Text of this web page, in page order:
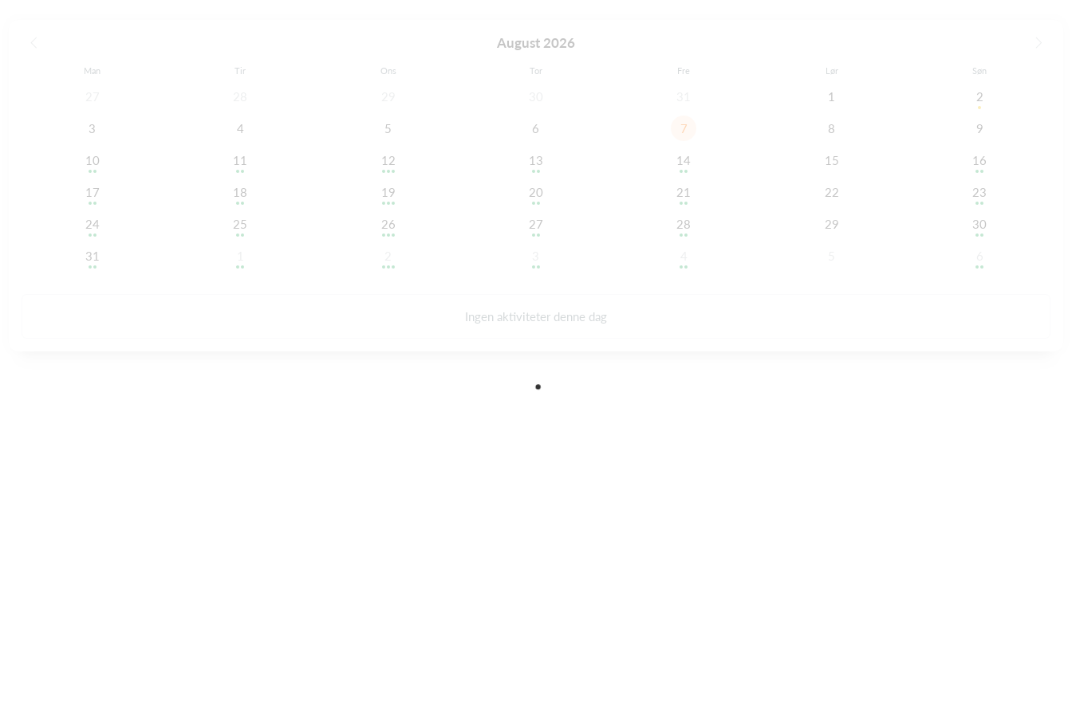
August 2026
Man Tir Ons Tor Fre Lør Søn
1 2
3 4 5 6 7 8 9
10 11 12 13 14 15 16
17 18 19 20 21 22 23
24 25 26 27 28 29 30
31
Ingen aktiviteter denne dag